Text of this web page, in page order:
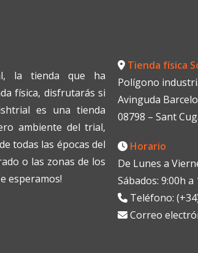
la tienda que ha
física, disfrutarás si
es una tienda
ambiente del trial,
todas las épocas del
o las zonas de los
esperamos!
Tienda física
Polígono
Avinguda
08798 – Sant
Horario
De Lunes a
Sábados: 9:00h a
Teléfono:
Correo